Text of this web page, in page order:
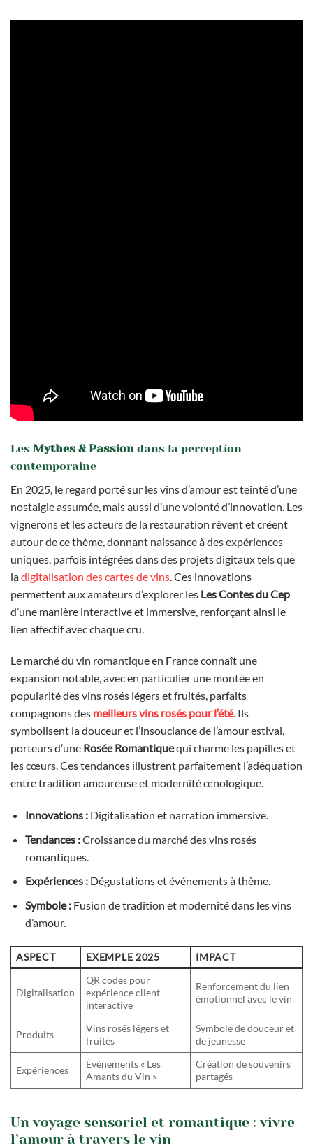
Les Mythes & Passion dans la perception
contemporaine
En 2025, le regard porté sur les vins d’amour est teinté d’une
nostalgie assumée, mais aussi d’une volonté d’innovation. Les
vignerons et les acteurs de la restauration rêvent et créent
autour de ce thème, donnant naissance à des expériences
uniques, parfois intégrées dans des projets digitaux tels que
ladigitalisation des cartes de vins . Ces innovations
permettent aux amateurs d’explorer les Les Contes du Cep
d’une manière interactive et immersive, renforçant ainsi le
lien affectif avec chaque cru.
Le marché du vin romantique en France connaît une
expansion notable, avec en particulier une montée en
popularité des vins rosés légers et fruités, parfaits
compagnons des meilleurs vins rosés pour l’été. Ils
symbolisent la douceur et l’insouciance de l’amour estival,
porteurs d’une Rosée Romantiquequi charme les papilles et
les cœurs. Ces tendances illustrent parfaitement l’adéquation
entre tradition amoureuse et modernité œnologique.
Innovations :Digitalisation et narration immersive.
Tendances :Croissance du marché des vins rosés
romantiques.
Expériences :Dégustations et événements à thème.
Symbole :Fusion de tradition et modernité dans les vins
d’amour.
ASPECT EXEMPLE 2025 IMPACT
Digitalisation
QR codes pour
expérience client
interactive
Renforcement du lien
émotionnel avec le vin
Produits
Vins rosés légers et
fruités
Symbole de douceur et
de jeunesse
Expériences
Événements « Les
Amants du Vin »
Création de souvenirs
partagés
Un voyage sensoriel et romantique : vivre
l’amour à travers le vin